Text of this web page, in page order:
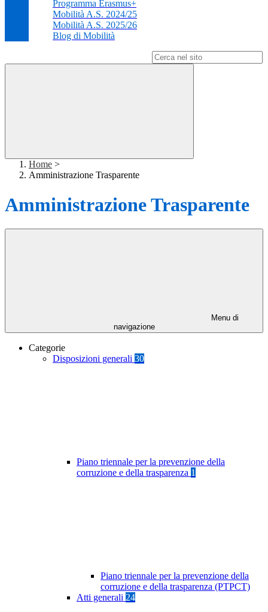
Programma Erasmus+
Mobilità A.S. 2024/25
Mobilità A.S. 2025/26
Blog di Mobilità
Home >
Amministrazione Trasparente
Amministrazione Trasparente
Menu di
navigazione
Categorie
Disposizioni generali 30
Piano triennale per la prevenzione della
corruzione e della trasparenza 1
Piano triennale per la prevenzione della
corruzione e della trasparenza (PTPCT)
Atti generali 24